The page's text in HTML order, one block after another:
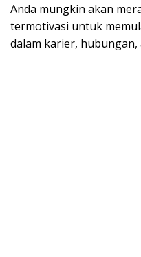
Anda mungkin akan
termotivasi untuk
dalam karier, hubungan,